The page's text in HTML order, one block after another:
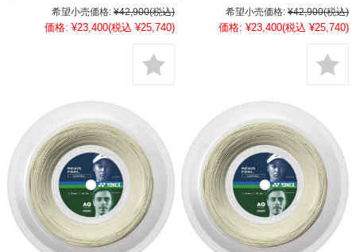
希望小売価格: ¥42,900(税込)
価格: ¥23,400(税込 ¥25,740)
希望小売価格: ¥42,900(税込)
価格: ¥23,400(税込 ¥25,740)